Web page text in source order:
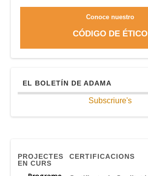
Conoce nuestro
CÓDIGO DE ÉTICO
EL BOLETÍN DE ADAMA
Subscriure's
PROJECTES
EN CURS
CERTIFICACIONS